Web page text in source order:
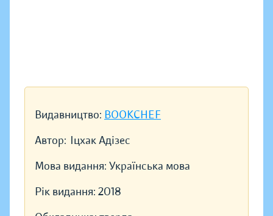
Видавництво: BOOKCHEF
Автор: Іцхак Адізес
Мова видання: Українська мова
Рік видання: 2018